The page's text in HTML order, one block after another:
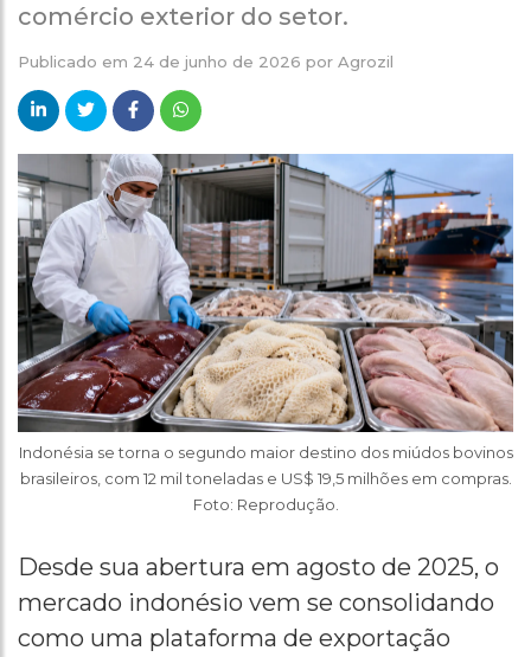
comércio exterior do setor.
Publicado em 24 de junho de 2026 por Agrozil
Indonésia se torna o segundo maior destino dos miúdos bovinos
brasileiros, com 12 mil toneladas e US$ 19,5 milhões em compras.
Foto: Reprodução.
Desde sua abertura em agosto de 2025, o
mercado indonésio vem se consolidando
como uma plataforma de exportação